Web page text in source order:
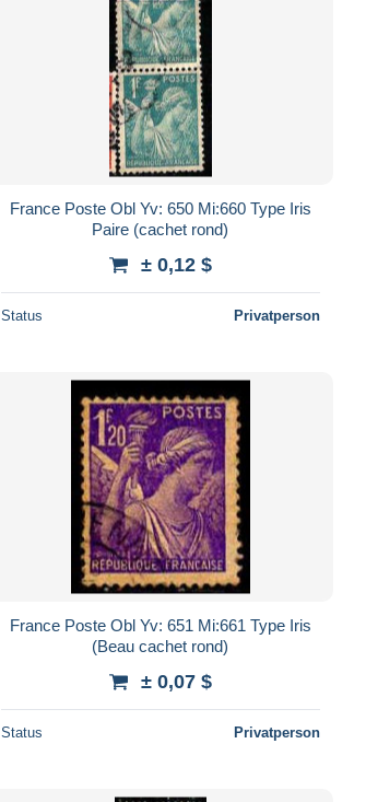
France Poste Obl Yv: 650 Mi:660 Type Iris
Paire (cachet rond)
± 0,12 $
Status Privatperson
France Poste Obl Yv: 651 Mi:661 Type Iris
(Beau cachet rond)
± 0,07 $
Status Privatperson